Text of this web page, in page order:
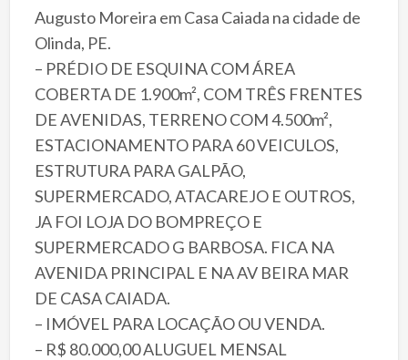
Augusto Moreira em Casa Caiada na cidade de
Olinda, PE.
– PRÉDIO DE ESQUINA COM ÁREA
COBERTA DE 1.900m², COM TRÊS FRENTES
DE AVENIDAS, TERRENO COM 4.500m²,
ESTACIONAMENTO PARA 60 VEICULOS,
ESTRUTURA PARA GALPÃO,
SUPERMERCADO, ATACAREJO E OUTROS,
JA FOI LOJA DO BOMPREÇO E
SUPERMERCADO G BARBOSA. FICA NA
AVENIDA PRINCIPAL E NA AV BEIRA MAR
DE CASA CAIADA.
– IMÓVEL PARA LOCAÇÃO OU VENDA.
– R$ 80.000,00 ALUGUEL MENSAL